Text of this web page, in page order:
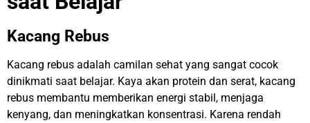
Kacang Rebus
Kacang rebus adalah camilan sehat yang sangat cocok
dinikmati saat belajar. Kaya akan protein dan serat, kacang
rebus membantu memberikan energi stabil, menjaga
kenyang, dan meningkatkan konsentrasi. Karena rendah